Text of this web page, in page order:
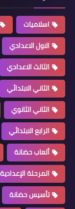
اسلاميات
الاول الاعدادي
الثالث الاعدادي
الثاني الابتدائي
الثاني الثانوي
الرابع الابتدائي
ألعاب حضانة
المرحلة الإعدادية
تأسيس حضانة